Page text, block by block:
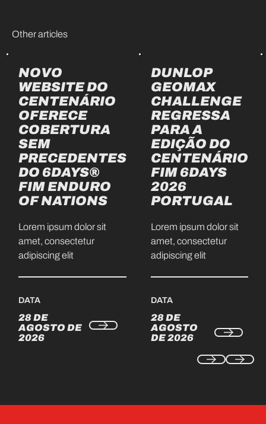
Other articles
NOVO
WEBSITE DO
CENTENÁRIO
OFERECE
COBERTURA
SEM
PRECEDENTES
DO 6DAYS®
FIM ENDURO
OF NATIONS
Lorem ipsum dolor sit
amet, consectetur
adipiscing elit
DATA
28 DE
AGOSTO DE
2026
DUNLOP
GEOMAX
CHALLENGE
REGRESSA
PARA A
EDIÇÃO DO
CENTENÁRIO
FIM 6DAYS
2026
PORTUGAL
Lorem ipsum dolor sit
amet, consectetur
adipiscing elit
DATA
28 DE
AGOSTO
DE 2026